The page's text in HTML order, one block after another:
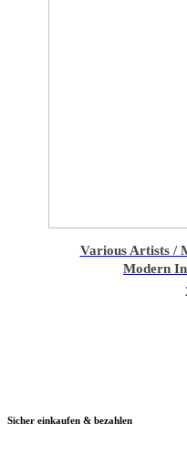
Various Artists /
Modern
Sicher einkaufen & bezahlen